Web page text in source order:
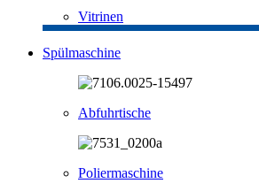
Vitrinen
Spülmaschine
Abfuhrtische
Poliermaschine